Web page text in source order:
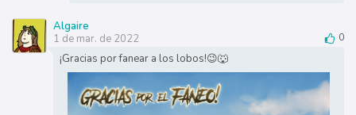
Algaire
1 de mar. de 2022
0
¡Gracias por fanear a los lobos!😉🐺